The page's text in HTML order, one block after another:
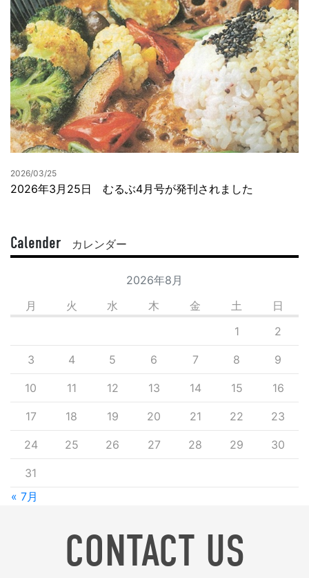
2026/03/25
2026年3月25日 むるぶ4月号が発刊されました
Calender カレンダー
2026年8月
月
火 水 木 金 土 日
« 7月
1 2
3 4 5 6 7 8 9
10 11 12 13 14 15 16
17 18 19 20 21 22 23
24 25 26 27 28 29 30
31
CONTACT US